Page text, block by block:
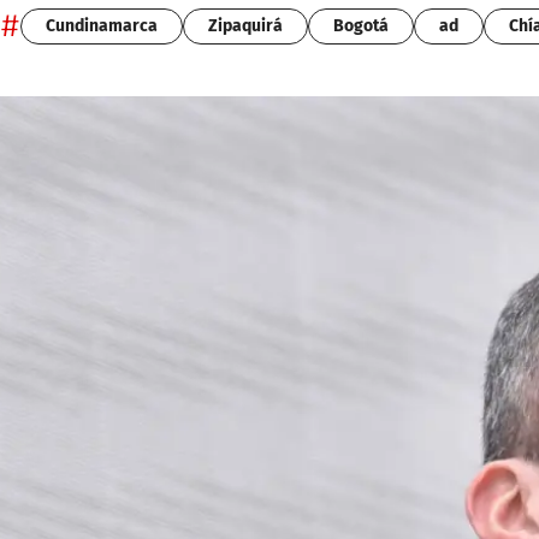
# Cundinamarca Zipaquirá Bogotá ad